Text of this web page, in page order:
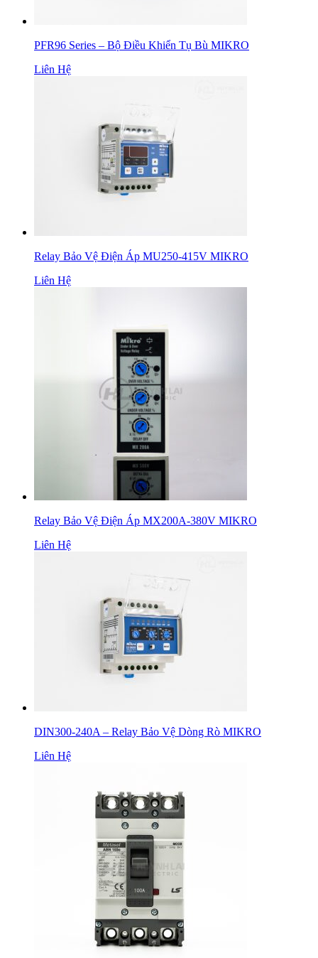
PFR96 Series – Bộ Điều Khiển Tụ Bù MIKRO
Liên Hệ
Relay Bảo Vệ Điện Áp MU250-415V MIKRO
Liên Hệ
Relay Bảo Vệ Điện Áp MX200A-380V MIKRO
Liên Hệ
DIN300-240A – Relay Bảo Vệ Dòng Rò MIKRO
Liên Hệ